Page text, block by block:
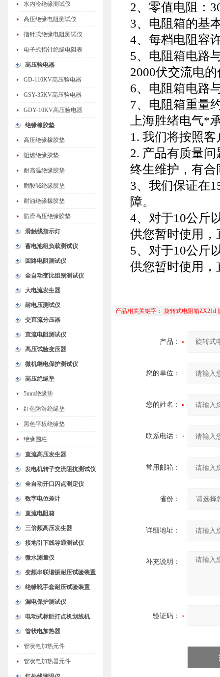
水内冷绝缘测试仪
高压绝缘电阻测试仪
指针式绝缘电阻测试仪
电子式指针绝缘电阻表
高压验电器
GD-110KV高压验电器
GSY-35KV高压验电器
GDY-10KV高压验电器
绝缘橡胶垫
高压绝缘橡胶垫
阻燃绝缘胶垫
耐高温绝缘胶垫
耐酸碱绝缘胶垫
耐油绝缘橡胶垫
防滑高压绝缘胶垫
滑触线指示灯
蓄电池组负载测试仪
回路电阻测试仪
全自动变比组别测试仪
大电流发生器
耐电压测试仪
交直流分压器
直流电阻测试仪
高压试验变压器
微机继电保护测试仪
高压绝缘垫
5mm绝缘垫
红色防滑绝缘垫
黑色平板绝缘垫
绝缘围栏
直流高压发生器
发电机转子交流阻抗测试仪
全自动开口闪点测定仪
数字电位差计
直流电阻箱
三倍频高压发生器
接地引下线导通测试仪
微水测量仪
变频串联谐振耐压试验装置
绝缘靴手套耐压试验装置
漏电保护测试仪
电动式标距打点机划线机
管状电加热器
管状电加热元件
管状电加热器元件
2、零值电阻：
3、电阻箱的基
4、每档电阻容
5、电阻箱电路
2000伏交流电
6、电阻箱电路
7、电阻箱重量
上海胜绪电气*
1. 我们将按照
2. 产品有质量
终生维护，有
3、我们保证在
障。
4、对于10公斤
供您暂时使用
5、对于10公斤
供您暂时使用
产品相关关键字： 旋转式电阻箱ZX21d
产品：
您的单位：
您的姓名：
联系电话：
常用邮箱：
省份：
详细地址：
补充说明：
验证码：